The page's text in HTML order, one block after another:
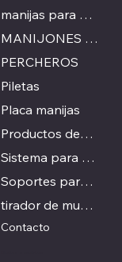
manijas para puertas
MANIJONES PARA PUERTA
PERCHEROS
Piletas
Placa manijas
Productos destacados
Sistema para puertas ocultas
Soportes para estandes
tirador de mueble
Contacto